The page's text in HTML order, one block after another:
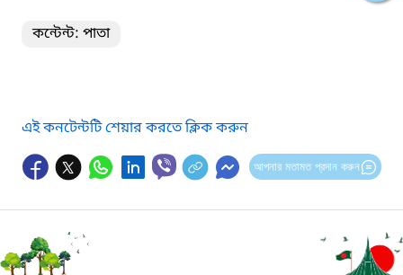
কন্টেন্ট: পাতা
এই কনটেন্টটি শেয়ার করতে ক্লিক করুন
আপনার মতামত প্রদান করুন